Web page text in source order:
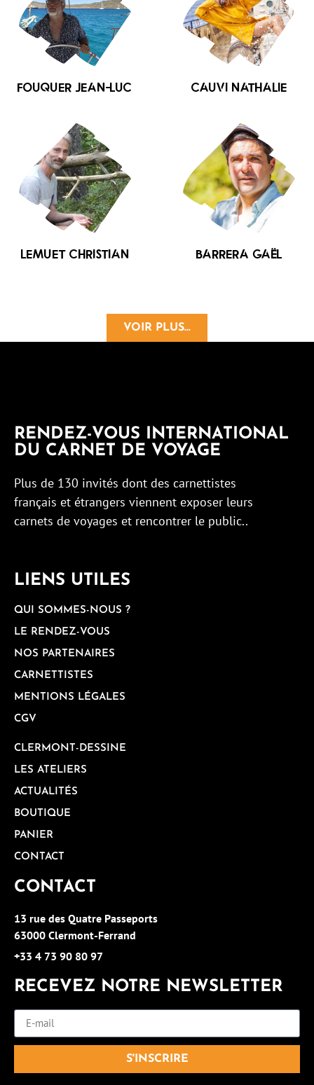
FOUQUER Jean-Luc CAUVI Nathalie
LEMUET Christian BARRERA Gaël
VOIR PLUS...
RENDEZ-VOUS INTERNATIONAL
DU CARNET DE VOYAGE
Plus de 130 invités dont des carnettistes
français et étrangers viennent exposer leurs
carnets de voyages et rencontrer le public..
LIENS UTILES
QUI SOMMES-NOUS ?
LE RENDEZ-VOUS
NOS PARTENAIRES
CARNETTISTES
MENTIONS LÉGALES
CGV
CLERMONT-DESSINE
LES ATELIERS
ACTUALITÉS
BOUTIQUE
PANIER
CONTACT
CONTACT
13 rue des Quatre Passeports
63000 Clermont-Ferrand
+33 4 73 90 80 97
RECEVEZ NOTRE NEWSLETTER
S'INSCRIRE